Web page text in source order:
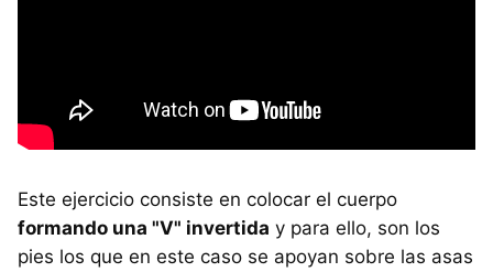
Este ejercicio consiste en colocar el cuerpo
formando una "V" invertida y para ello, son los
pies los que en este caso se apoyan sobre las asas